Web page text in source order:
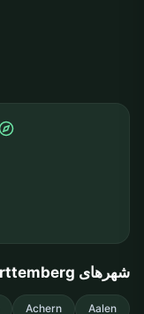
شهرهای Baden-Württemberg
Aalen
Achern